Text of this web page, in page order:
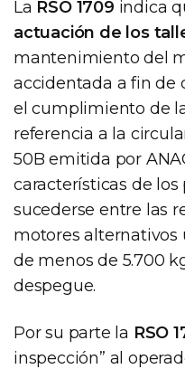
La RSO 1709 indica
actuación de los
mantenimiento del
accidentada a fin de
el cumplimiento de
referencia a la
50B emitida por
características de
sucederse entre las
motores alternativos
de menos de 5.700
despegue.
Por su parte la RSO
inspección” al